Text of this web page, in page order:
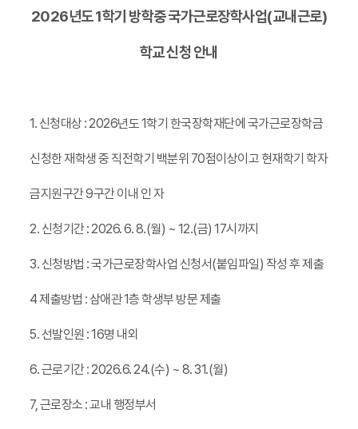
2026년도 1학기 방학중 국가근로장학사업(교내근로)
학교 신청 안내
1. 신청대상 : 2026년도 1학기 한국장학재단에 국가근로장학금
신청한 재학생 중 직전학기 백분위 70점이상이고 현재학기 학자
금지원구간 9구간 이내 인 자
2. 신청기간 : 2026. 6. 8.(월) ~ 12.(금) 17시까지
3. 신청방법 : 국가근로장학사업 신청서(붙임파일) 작성 후 제출
4 제출방법 : 삼애관 1층학생부 방문 제출
5. 선발인원 : 16명 내외
6. 근로기간 : 2026.6. 24.(수) ~ 8. 31.(월)
7, 근로장소 : 교내 행정부서